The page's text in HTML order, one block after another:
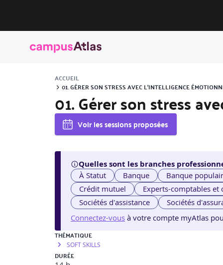
ACCUEIL
01. GÉRER SON STRESS AVEC L’INTELLIGENCE
01. Gérer son stress
Voir les sessions proposées
Quelles sont les branches
À Statut Banque Banque
Crédit mutuel
Experts-comptables et
Sociétés d'assistance
Sociétés
Connectez-vous à votre compte myAtlas
THÉMATIQUE
SOFT SKILLS
DURÉE